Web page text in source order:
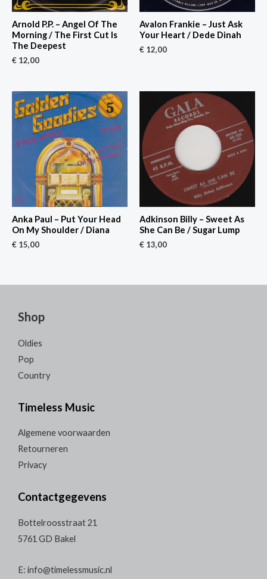
Arnold P.P. – Angel Of The
Morning / The First Cut Is
The Deepest
€ 12,00
Avalon Frankie – Just Ask
Your Heart / Dede Dinah
€ 12,00
Anka Paul – Put Your Head
On My Shoulder / Diana
€ 15,00
Adkinson Billy – Sweet As
She Can Be / Sugar Lump
€ 13,00
Shop
Oldies
Pop
Country
Timeless Music
Algemene voorwaarden
Retourneren
Privacy
Contactgegevens
Bottelroosstraat 21
5761 GD Bakel
E: info@timelessmusic.nl